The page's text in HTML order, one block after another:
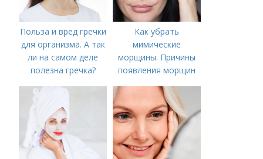
Польза и вред гречки
для организма. А так
ли на самом деле
полезна гречка?
Как убрать
мимические
морщины. Причины
появления морщин